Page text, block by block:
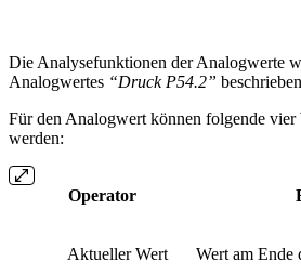
Die Analysefunktionen der Analogwerte
Analogwertes “Druck P54.2”
Für den Analogwert können folgende vier
werden:
Operator
Aktueller Wert Wert am Ende